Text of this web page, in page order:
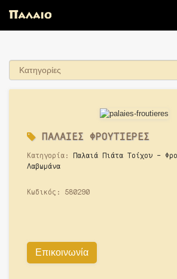
ΠΑΛΑΙΕΣ ΦΡΟΥΤΙΕΡΕΣ
Κατηγορία: Παλαιά Πιάτα Τοίχου -
Λαβωμάνα
Κωδικός: 580290
Επικοινωνία